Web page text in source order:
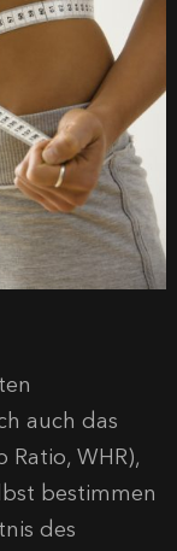
auch das
WHR),
bestimmen
des